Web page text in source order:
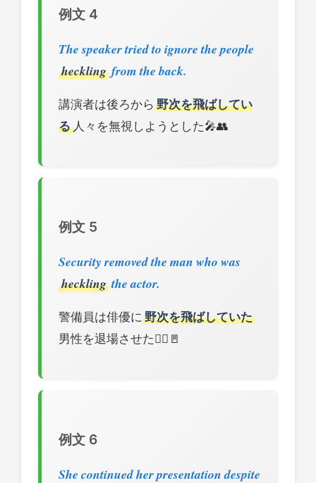
例文 4
The speaker tried to ignore the people
heckling from the back.
講演者は後ろから 野次を飛ばしてい
る 人々を無視しようとした🎤👥
例文 5
Security removed the man who was
heckling the actor.
警備員は俳優に 野次を飛ばしていた
男性を退場させた👮‍♂️🚪
例文 6
She continued her presentation despite